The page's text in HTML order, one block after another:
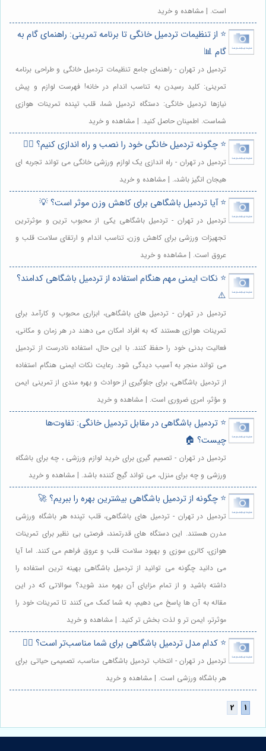
است. | مشاهده و خرید
⭐️ از تنظیمات تردمیل خانگی تا برنامه تمرینی: راهنمای گام به
گام 📊
تردمیل در تهران - راهنمای جامع تنظیمات تردمیل خانگی و طراحی برنامه
تمرینی: کلید رسیدن به تناسب اندام در خانه! فهرست لوازم و پیش
نیازها تردمیل خانگی: دستگاه تردمیل شما، قلب تپنده تمرینات هوازی
شماست. اطمینان حاصل کنید. | مشاهده و خرید
⭐️ چگونه تردمیل خانگی خود را نصب و راه اندازی کنیم؟ 🏃‍♀️
تردمیل در تهران - راه اندازی یک لوازم ورزشی خانگی می تواند تجربه ای
هیجان انگیز باشد،. | مشاهده و خرید
⭐️ آیا تردمیل باشگاهی برای کاهش وزن موثر است؟ 💡
تردمیل در تهران - تردمیل باشگاهی یکی از محبوب ترین و موثرترین
تجهیزات ورزشی برای کاهش وزن، تناسب اندام و ارتقای سلامت قلب و
عروق است. | مشاهده و خرید
⭐️ نکات ایمنی مهم هنگام استفاده از تردمیل باشگاهی کدامند؟
⚠️
تردمیل در تهران - تردمیل های باشگاهی، ابزاری محبوب و کارآمد برای
تمرینات هوازی هستند که به افراد امکان می دهند در هر زمان و مکانی،
فعالیت بدنی خود را حفظ کنند. با این حال، استفاده نادرست از تردمیل
می تواند منجر به آسیب دیدگی شود. رعایت نکات ایمنی هنگام استفاده
از تردمیل باشگاهی، برای جلوگیری از حوادث و بهره مندی از تمرینی ایمن
و مؤثر، امری ضروری است. | مشاهده و خرید
⭐️ تردمیل باشگاهی در مقابل تردمیل خانگی: تفاوت‌ها
چیست؟ 🏠
تردمیل در تهران - تصمیم گیری برای خرید لوازم ورزشی ، چه برای باشگاه
ورزشی و چه برای منزل، می تواند گیج کننده باشد. | مشاهده و خرید
⭐️ چگونه از تردمیل باشگاهی بیشترین بهره را ببریم؟ 🚀
تردمیل در تهران - تردمیل های باشگاهی، قلب تپنده هر باشگاه ورزشی
مدرن هستند. این دستگاه های قدرتمند، فرصتی بی نظیر برای تمرینات
هوازی، کالری سوزی و بهبود سلامت قلب و عروق فراهم می کنند. اما آیا
می دانید چگونه می توانید از تردمیل باشگاهی بهینه ترین استفاده را
داشته باشید و از تمام مزایای آن بهره مند شوید؟ سوالاتی که در این
مقاله به آن ها پاسخ می دهیم، به شما کمک می کنند تا تمرینات خود را
موثرتر، ایمن تر و لذت بخش تر کنید. | مشاهده و خرید
⭐️ کدام مدل تردمیل باشگاهی برای شما مناسب‌تر است؟ 🏃‍♀️
تردمیل در تهران - انتخاب تردمیل باشگاهی مناسب، تصمیمی حیاتی برای
هر باشگاه ورزشی است. | مشاهده و خرید